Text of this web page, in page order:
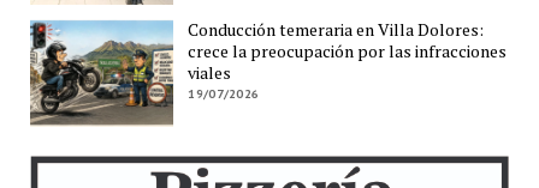
Conducción temeraria en Villa Dolores:
crece la preocupación por las infracciones
viales
19/07/2026